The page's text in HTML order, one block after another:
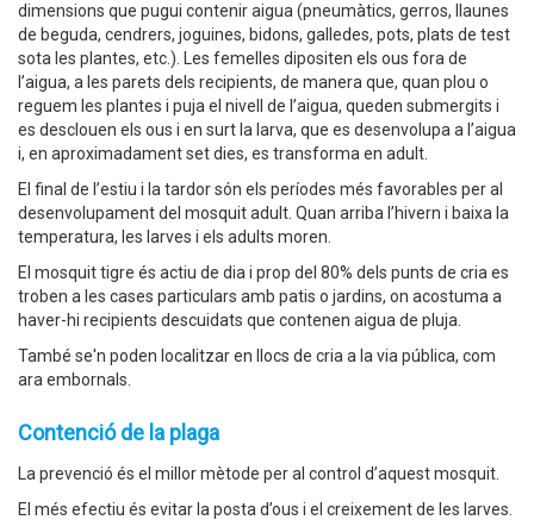
dimensions que pugui contenir aigua (pneumàtics, gerros, llaunes
de beguda, cendrers, joguines, bidons, galledes, pots, plats de test
sota les plantes, etc.). Les femelles dipositen els ous fora de
l’aigua, a les parets dels recipients, de manera que, quan plou o
reguem les plantes i puja el nivell de l’aigua, queden submergits i
es desclouen els ous i en surt la larva, que es desenvolupa a l’aigua
i, en aproximadament set dies, es transforma en adult.
El final de l’estiu i la tardor són els períodes més favorables per al
desenvolupament del mosquit adult. Quan arriba l’hivern i baixa la
temperatura, les larves i els adults moren.
El mosquit tigre és actiu de dia i prop del 80% dels punts de cria es
troben a les cases particulars amb patis o jardins, on acostuma a
haver-hi recipients descuidats que contenen aigua de pluja.
També se'n poden localitzar en llocs de cria a la via pública, com
ara embornals.
Contenció de la plaga
La prevenció és el millor mètode per al control d’aquest mosquit.
El més efectiu és evitar la posta d’ous i el creixement de les larves.